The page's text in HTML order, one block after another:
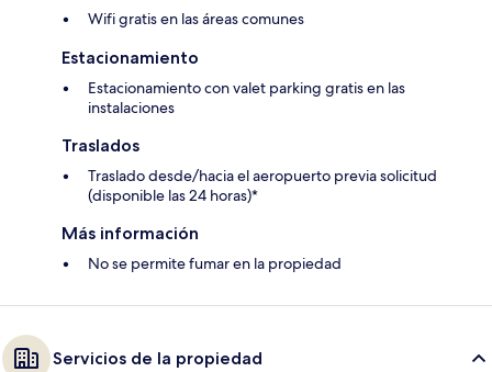
Wifi gratis en las áreas comunes
Estacionamiento
Estacionamiento con valet parking gratis en las
instalaciones
Traslados
Traslado desde/hacia el aeropuerto previa solicitud
(disponible las 24 horas)*
Más información
No se permite fumar en la propiedad
Servicios de la propiedad